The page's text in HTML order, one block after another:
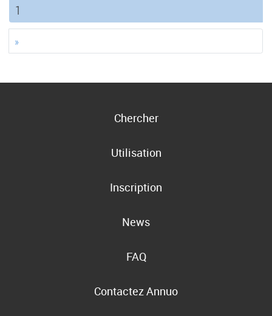
1
»
Chercher
Utilisation
Inscription
News
FAQ
Contactez Annuo